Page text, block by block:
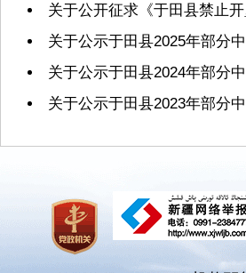
关于公开征求《于田县禁止
关于公示于田县2025年部分
关于公示于田县2024年部分
关于公示于田县2023年部分